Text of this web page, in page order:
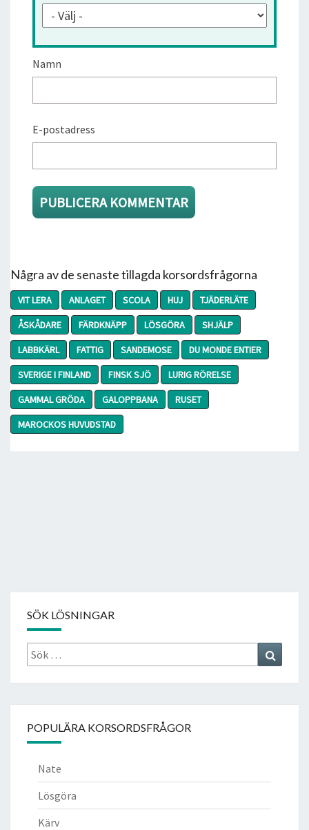
Namn
E-postadress
Några av de senaste tillagda korsordsfrågorna
VIT LERA ANLAGET SCOLA HUJ
TJÄDERLÄTE
ÅSKÅDARE
FÄRDKNÄPP LÖSGÖRA
SHJÄLP
LABBKÄRL
FATTIG SANDEMOSE
DU MONDE ENTIER
SVERIGE I FINLAND
FINSK SJÖ
LURIG RÖRELSE
GAMMAL GRÖDA
GALOPPBANA
RUSET
MAROCKOS HUVUDSTAD
SÖK LÖSNINGAR
Sök
efter:
POPULÄRA KORSORDSFRÅGOR
Nate
Lösgöra
Kärv